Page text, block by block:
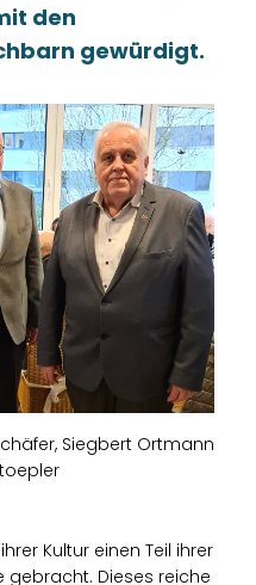
den
gewürdigt.
Siegbert Ortmann
Kultur einen Teil ihrer
gebracht. Dieses reiche